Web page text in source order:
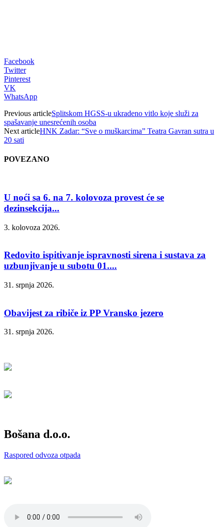
Facebook
Twitter
Pinterest
VK
WhatsApp
Previous articleSplitskom HGSS-u ukradeno vitlo koje služi za
spašavanje unesrećenih osoba
Next articleHNK Zadar: “Sve o muškarcima” Teatra Gavran sutra u
20 sati
POVEZANO
U noći sa 6. na 7. kolovoza provest će se
dezinsekcija...
3. kolovoza 2026.
Redovito ispitivanje ispravnosti sirena i sustava za
uzbunjivanje u subotu 01....
31. srpnja 2026.
Obavijest za ribiče iz PP Vransko jezero
31. srpnja 2026.
Bošana d.o.o.
Raspored odvoza otpada